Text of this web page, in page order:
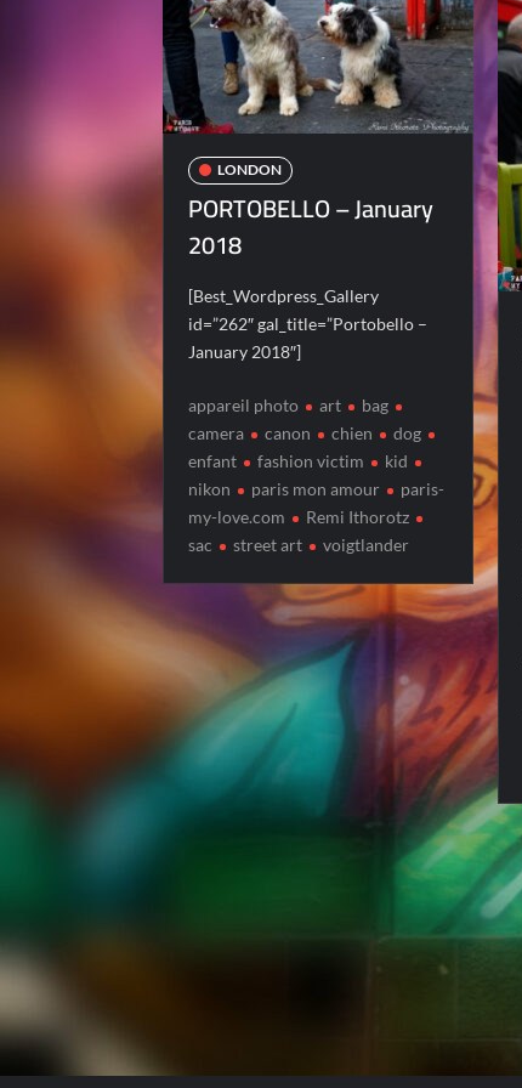
LONDON
PORTOBELLO – January
2018
[Best_Wordpress_Gallery
id=”262″ gal_title=”Portobello –
January 2018″]
appareil photo art
bag
camera
canon chien
dog
enfant
fashion victim
kid
nikon
paris mon amour
paris-
my-love.com
Remi Ithorotz
sac
street art voigtlander